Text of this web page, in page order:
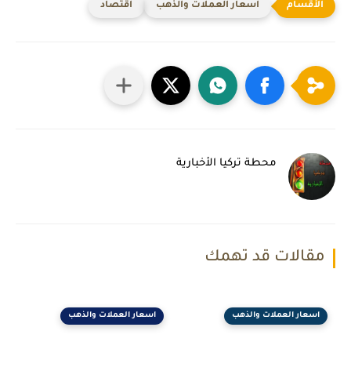
اسعار العملات والذهب اقتصاد
محطة تركيا الأخبارية
مقالات قد تهمك
اسعار العملات والذهب اسعار العملات والذهب